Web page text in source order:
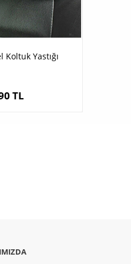
Koltuk Yastığı
TL